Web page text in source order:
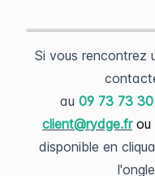
Si vous rencontrez
au 09 73 73
client@rydge.frou
disponible en